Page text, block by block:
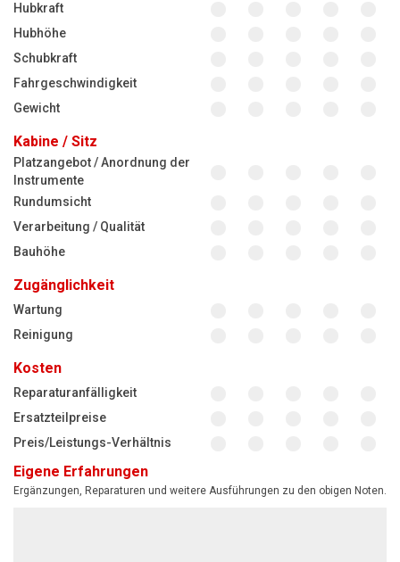
Hubkraft
Hubhöhe
Schubkraft
Fahrgeschwindigkeit
Gewicht
Kabine / Sitz
Platzangebot / Anordnung der
Instrumente
Rundumsicht
Verarbeitung / Qualität
Bauhöhe
Zugänglichkeit
Wartung
Reinigung
Kosten
Reparaturanfälligkeit
Ersatzteilpreise
Preis/Leistungs-Verhältnis
Eigene Erfahrungen
Ergänzungen, Reparaturen und weitere Ausführungen zu den obigen Noten.